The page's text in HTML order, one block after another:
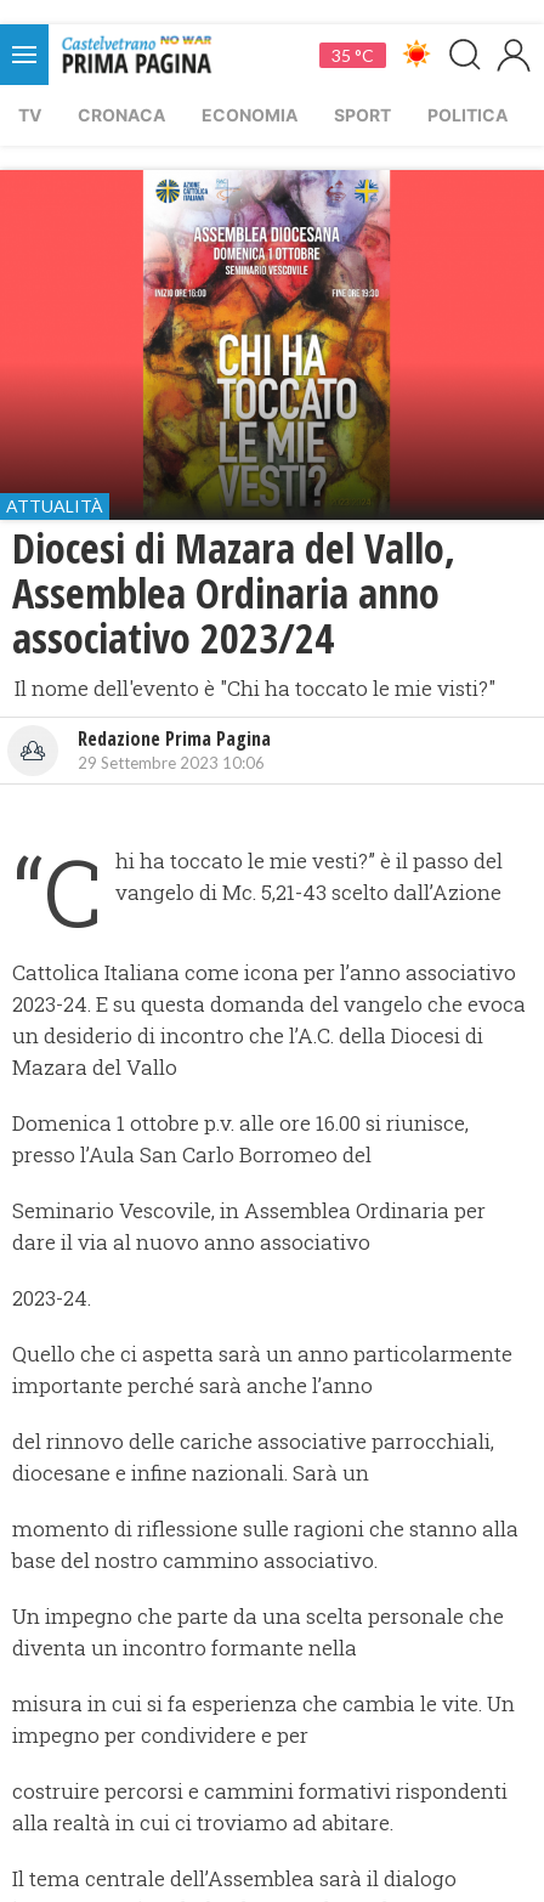
35 °C
TV CRONACA ECONOMIA SPORT POLITICA
ATTUALITÀ
Diocesi di Mazara del Vallo,
Assemblea Ordinaria anno
associativo 2023/24
Il nome dell'evento è "Chi ha toccato le mie visti?"
Redazione Prima Pagina
29 Settembre 2023 10:06
“C
hi ha toccato le mie vesti?” è il passo del
vangelo di Mc. 5,21-43 scelto dall’Azione
Cattolica Italiana come icona per l’anno associativo
2023-24. E su questa domanda del vangelo che evoca
un desiderio di incontro che l’A.C. della Diocesi di
Mazara del Vallo
Domenica 1 ottobre p.v. alle ore 16.00 si riunisce,
presso l’Aula San Carlo Borromeo del
Seminario Vescovile, in Assemblea Ordinaria per
dare il via al nuovo anno associativo
2023-24.
Quello che ci aspetta sarà un anno particolarmente
importante perché sarà anche l’anno
del rinnovo delle cariche associative parrocchiali,
diocesane e infine nazionali. Sarà un
momento di riflessione sulle ragioni che stanno alla
base del nostro cammino associativo.
Un impegno che parte da una scelta personale che
diventa un incontro formante nella
misura in cui si fa esperienza che cambia le vite. Un
impegno per condividere e per
costruire percorsi e cammini formativi rispondenti
alla realtà in cui ci troviamo ad abitare.
Il tema centrale dell’Assemblea sarà il dialogo